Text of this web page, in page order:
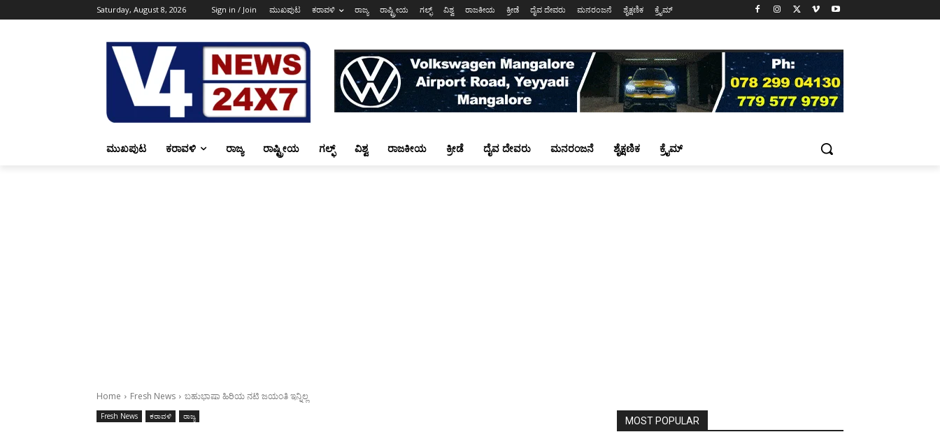
Saturday, August 8, 2026 Sign in / Join ಮುಖಪುಟ ಕರಾವಳಿ ರಾಜ್ಯ ರಾಷ್ಟ್ರೀಯ ಗಲ್ಫ್ ವಿಶ್ವ ರಾಜಕೀಯ ಕ್ರೀಡೆ ದೈವ ದೇವರು ಮನರಂಜನೆ ಶೈಕ್ಷಣಿಕ ಕ್ರೈಮ್
ಮುಖಪುಟ ಕರಾವಳಿ ರಾಜ್ಯ ರಾಷ್ಟ್ರೀಯ ಗಲ್ಫ್ ವಿಶ್ವ ರಾಜಕೀಯ ಕ್ರೀಡೆ ದೈವ ದೇವರು ಮನರಂಜನೆ ಶೈಕ್ಷಣಿಕ ಕ್ರೈಮ್
Home Fresh News ಬಹುಭಾಷಾ ಹಿರಿಯ ನಟಿ ಜಯಂತಿ ಇನ್ನಿಲ್ಲ
Fresh News ಕರಾವಳಿ ರಾಜ್ಯ MOST POPULAR